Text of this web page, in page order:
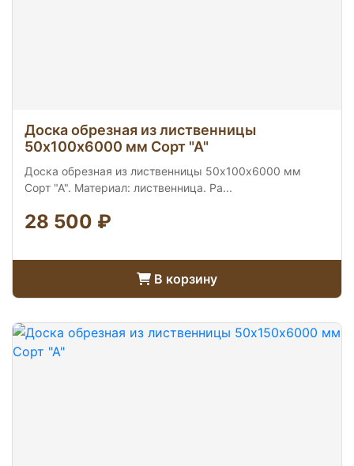
Доска обрезная из лиственницы
50х100х6000 мм Сорт "А"
Доска обрезная из лиственницы 50х100х6000 мм
Сорт "А". Материал: лиственница. Ра...
28 500 ₽
В корзину